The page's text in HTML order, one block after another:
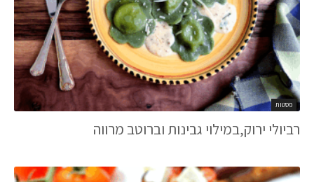
פסטות
רביולי ירוק,במילוי גבינות וברוטב מרווה